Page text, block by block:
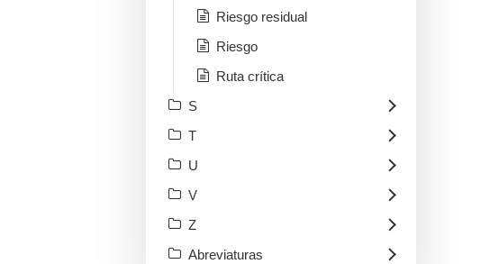
Riesgo residual
Riesgo
Ruta crítica
S
T
U
V
Z
Abreviaturas